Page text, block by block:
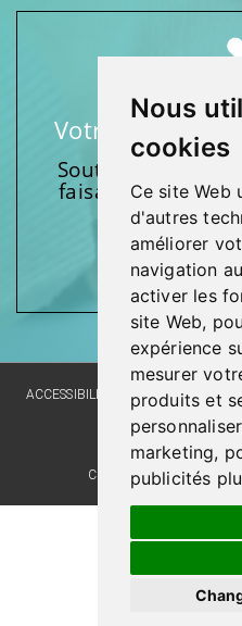
Nous
cookies
Ce site Web
d'autres
améliorer
navigation
activer les
site Web,
expérience
mesurer
produits et
marketing,
publicités
Votre soutien
Soutenez l’une
faisant un don et
Donnez
ACCESSIBILITY SITE MAP
WEBSITE
COMMENTS,
© Santé